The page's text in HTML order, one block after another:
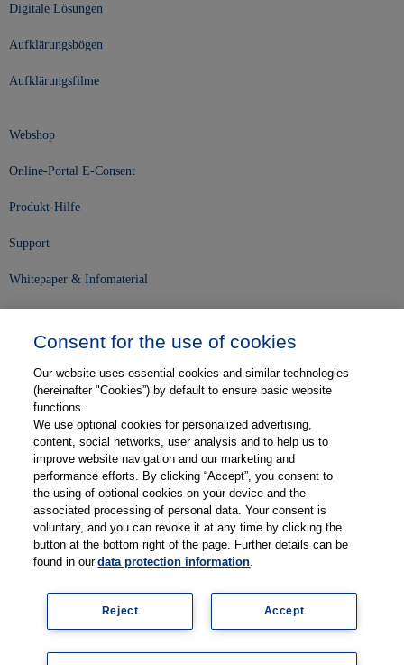
Digitale Lösungen
Aufklärungsbögen
Aufklärungsfilme
Webshop
Online-Portal E-Consent
Produkt-Hilfe
Support
Whitepaper & Infomaterial
Karriere
Kontakt
Web-Semniare
Anwenderberichte
Partner
Impressum Datenschutz Kontakt AGB
Consent for the use of cookies
Our website uses essential cookies and similar technologies
(hereinafter "Cookies”) by default to ensure basic website
functions.
We use optional cookies for personalized advertising,
content, social networks, user analysis and to help us to
improve website navigation and our marketing and
performance efforts. By clicking “Accept”, you consent to
the using of optional cookies on your device and the
associated processing of personal data. Your consent is
voluntary, and you can revoke it at any time by clicking the
button at the bottom right of the page. Further details can be
found in ourdata protection information.
Accept
Reject